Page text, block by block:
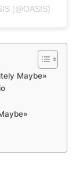
(@OASIS)
Maybe»